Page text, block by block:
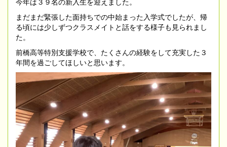
まだまだ緊張した面持ちでの中始まった入学式でしたが、帰
る頃には少しずつクラスメイトと話をする様子も見られまし
た。
前橋高等特別支援学校で、たくさんの経験をして充実した３
年間を過ごしてほしいと思います。